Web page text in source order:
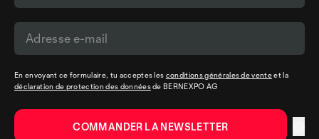
En envoyant ce formulaire, tu acceptes les conditions générales de venteet la
déclaration de protection des donnéesde BERNEXPO AG